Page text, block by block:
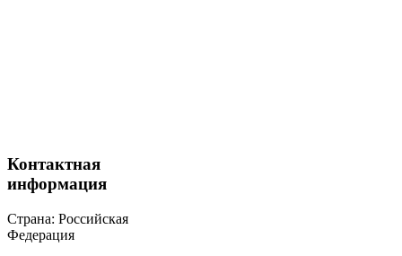
Контактная
информация
Страна: Российская
Федерация